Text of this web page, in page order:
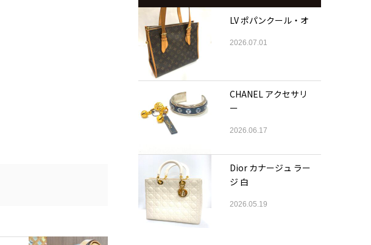
LV ポパンクール・オ
2026.07.01
CHANEL アクセサリ
ー
2026.06.17
Dior カナージュ ラー
ジ 白
2026.05.19